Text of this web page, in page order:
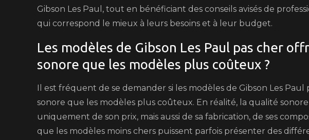
Gibson Les Paul, tout en bénéficiant des conseils avisés de
qui correspond le mieux à leurs besoins et à leur budget.
Les modèles de Gibson Les Paul pas cher
sonore que les modèles plus coûteux ?
Il est fréquent de se demander si les modèles de Gibson Les
sonore que les modèles plus coûteux. En réalité, la qualité
uniquement de son prix, mais aussi de sa fabrication, de ses
que les modèles moins chers puissent parfois présenter des